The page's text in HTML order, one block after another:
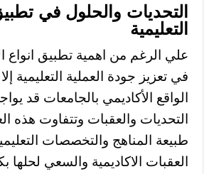
التحديات والحلول في
التعليمية
علي الرغم من اهمية تطبيق انواع
في تعزيز جودة العملية التعليمية
الواقع الأكاديمي بالجامعات قد
التحديات والعقبات وتتفاوت هذه
طبيعة المناهج والتخصصات
العقبات الاكاديمية والسعي لحلها